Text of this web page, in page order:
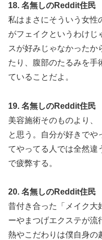
18. 名無しのReddit住民
私はまさにそういう女性
がフェイクというわけじ
スが好みじゃなかったか
たり、腹部のたるみを手
ていることだよ。
19. 名無しのReddit住民
美容施術そのものより、
と思う。自分が好きでや
てやってる人では全然違
で疲弊する。
20. 名無しのReddit住民
昔付き合った「メイク大
ーやまつげエクステが流
熱やこだわりは僕自身の